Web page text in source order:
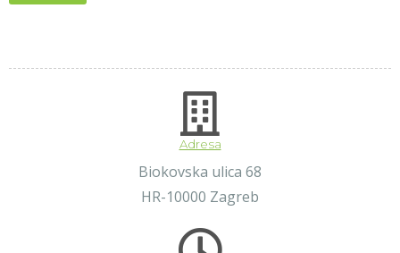
Adresa
Biokovska ulica 68
HR-10000 Zagreb